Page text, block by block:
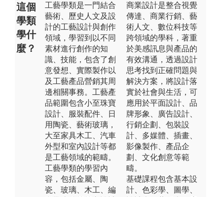
這個
學類
學什
麼？
工藝學類是一門結合
藝術、歷史人文及設
計的工藝設計與創作
領域，學習到以不同
素材進行創作的知
識、技能，包含了創
意發想、實際製作以
及工藝產品營銷其周
邊相關事務。工藝產
品範圍包含小至珠寶
設計、服裝配件、日
用陶瓷、藝術玻璃，
大至家具木工、汽車
外型和室內設計等都
是工藝領域的範疇。
工藝學類的學習內
容，包括金屬、陶
瓷、玻璃、木工、編
商業設計是整合視覺
傳達、商業行銷、藝
術人文、數位科技等
跨領域的學科，著重
於美感訊息與產品的
有效溝通，透過設計
思考找到正確問題與
解決方案，將設計落
實於社會與生活，可
應用於平面設計、品
牌形象、廣告設計、
行銷企劃、包裝設
計、多媒體、插畫、
影像製作、產品企
劃、文化創意等範
疇。
基礎課程包含基本設
計、色彩學、圖學、